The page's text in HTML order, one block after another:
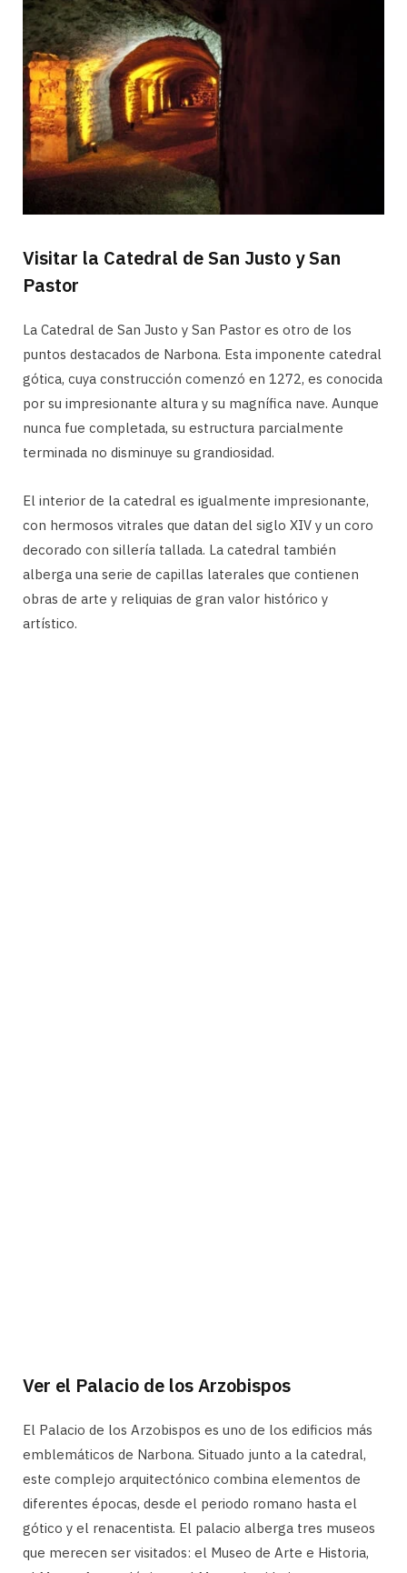
Visitar la Catedral de San Justo y San
Pastor
La Catedral de San Justo y San Pastor es otro de los
puntos destacados de Narbona. Esta imponente catedral
gótica, cuya construcción comenzó en 1272, es conocida
por su impresionante altura y su magnífica nave. Aunque
nunca fue completada, su estructura parcialmente
terminada no disminuye su grandiosidad.
El interior de la catedral es igualmente impresionante,
con hermosos vitrales que datan del siglo XIV y un coro
decorado con sillería tallada. La catedral también
alberga una serie de capillas laterales que contienen
obras de arte y reliquias de gran valor histórico y
artístico.
Ver el Palacio de los Arzobispos
El Palacio de los Arzobispos es uno de los edificios más
emblemáticos de Narbona. Situado junto a la catedral,
este complejo arquitectónico combina elementos de
diferentes épocas, desde el periodo romano hasta el
gótico y el renacentista. El palacio alberga tres museos
que merecen ser visitados: el Museo de Arte e Historia,